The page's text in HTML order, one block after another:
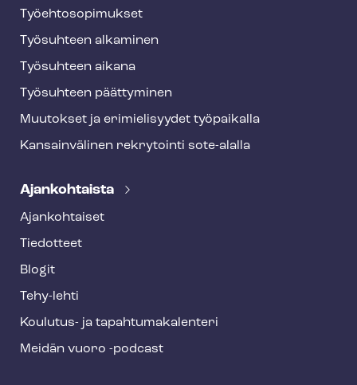
Työ­eh­to­so­pi­muk­set
Työsuhteen alkaminen
Työsuhteen aikana
Työsuhteen päättyminen
Muutokset ja erimielisyydet työpaikalla
Kansainvälinen rekrytointi sote-alalla
Ajankohtaista
Ajankohtaiset
Tiedotteet
Blogit
Tehy-lehti
Koulutus- ja ta­pah­tu­ma­ka­len­te­ri
Meidän vuoro -podcast